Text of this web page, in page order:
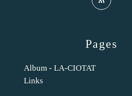
Pages
Album - LA-CIOTAT
Links